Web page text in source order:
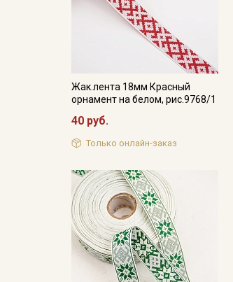
Жак.лента 18мм Красный
орнамент на белом, рис.9768/1
40 руб.
Только онлайн-заказ